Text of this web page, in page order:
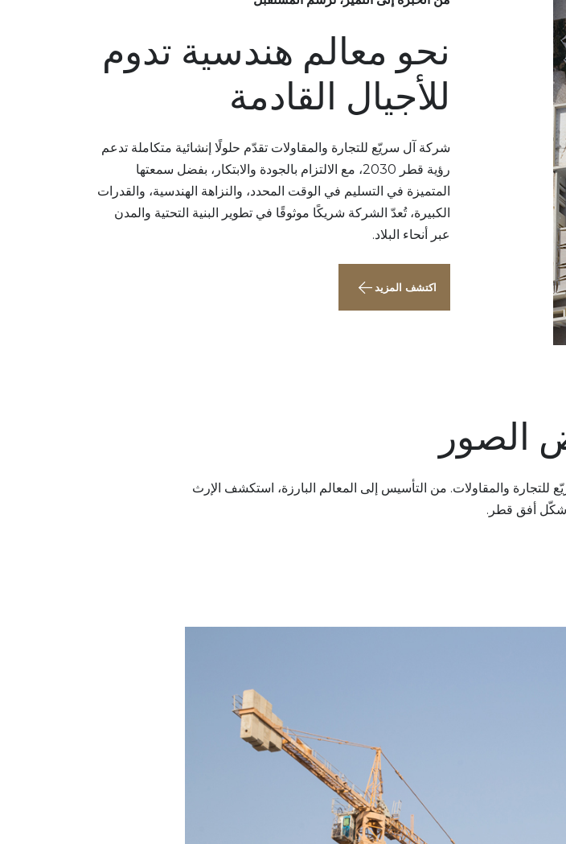
نحو معالم هندسية تدوم
للأجيال القادمة
شركة آل سريّع للتجارة والمقاولات تقدّم حلولًا إنشائية متكاملة تدعم
رؤية قطر 2030، مع الالتزام بالجودة والابتكار، بفضل سمعتها
المتميزة في التسليم في الوقت المحدد، والنزاهة الهندسية، والقدرات
الكبيرة، تُعدّ الشركة شريكًا موثوقًا في تطوير البنية التحتية والمدن
عبر أنحاء البلاد.
اكتشف المزيد
الصور
والمقاولات. من التأسيس إلى المعالم البارزة، استكشف الإرث
شكّل أفق قطر.